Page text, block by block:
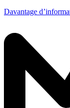
Davantage